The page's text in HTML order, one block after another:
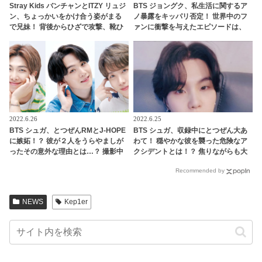
Stray Kids バンチャンとITZY リュジ
ン、ちょっかいをかけ合う姿がまる
で兄妹！ 背後からひざで攻撃、靴ひ
JYPアーティストのやり取りにほっこ
り
BTS ジョングク、私生活に関するア
ノ暴露をキッパリ否定！ 世界中のフ
ァンに衝撃を与えたエピソードは、
った？ 「悔しい」と反論しながらも
素直に認めてしまう彼の釈明がかわ
いすぎる
2022.6.26
BTS シュガ、とつぜんRMとJ-HOPE
に嫉妬！？ 彼が２人をうらやましが
ったその意外な理由とは…？ 撮影中
2022.6.25
BTS シュガ、収録中にとつぜん大あ
わて！ 穏やかな彼を襲った危険なア
クシデントとは！？ 焦りながらも大
いたファインプレーにびっくり＆く
Recommended by
NEWS Kep1er